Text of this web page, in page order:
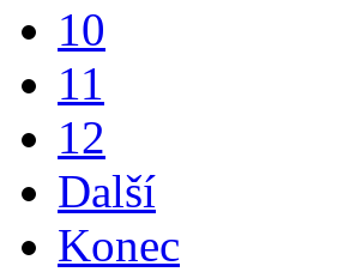
10
11
12
Další
Konec